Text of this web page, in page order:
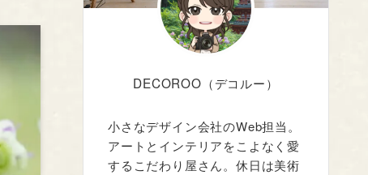
DECOROO（デコルー）
小さなデザイン会社のWeb担当。
アートとインテリアをこよなく愛
するこだわり屋さん。休日は美術